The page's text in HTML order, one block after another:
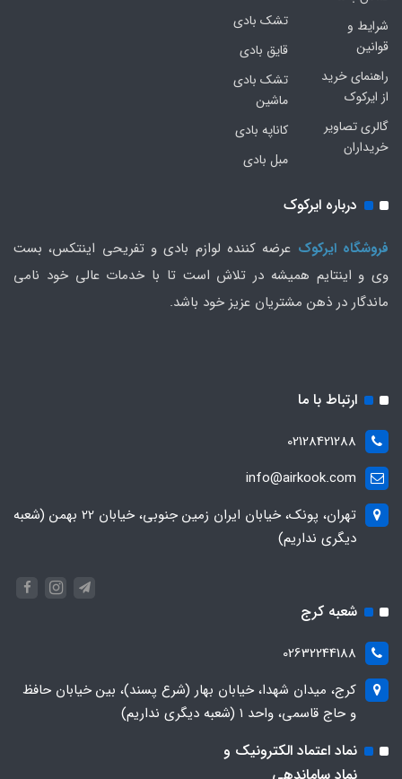
شرایط و
قوانین
راهنمای خرید
از ایرکوک
گالری تصاویر
خریداران
تشک بادی
قایق بادی
تشک بادی
ماشین
کاناپه بادی
مبل بادی
درباره ایرکوک
فروشگاه ایرکوک عرضه کننده لوازم بادی و تفریحی اینتکس، بست
وی و اینتایم همیشه در تلاش است تا با خدمات عالی خود نامی
ماندگار در ذهن مشتریان عزیز خود باشد.
ارتباط با ما
02128421288
info@airkook.com
تهران، پونک، خیابان ایران زمین جنوبی، خیابان 22 بهمن (شعبه
دیگری نداریم)
شعبه کرج
02632244188
کرج، میدان شهدا، خیابان بهار (شرع پسند)، بین خیابان حافظ
و حاج قاسمی، واحد ۱ (شعبه دیگری نداریم)
نماد اعتماد الکترونیک و